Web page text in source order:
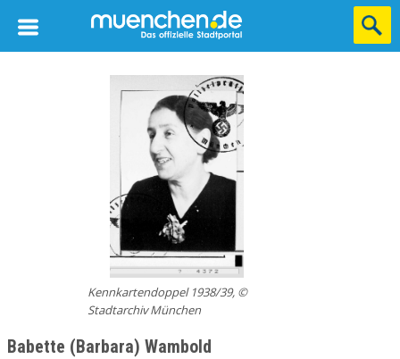
Kennkartendoppel 1938/39, ©
Stadtarchiv München
Babette (Barbara) Wambold